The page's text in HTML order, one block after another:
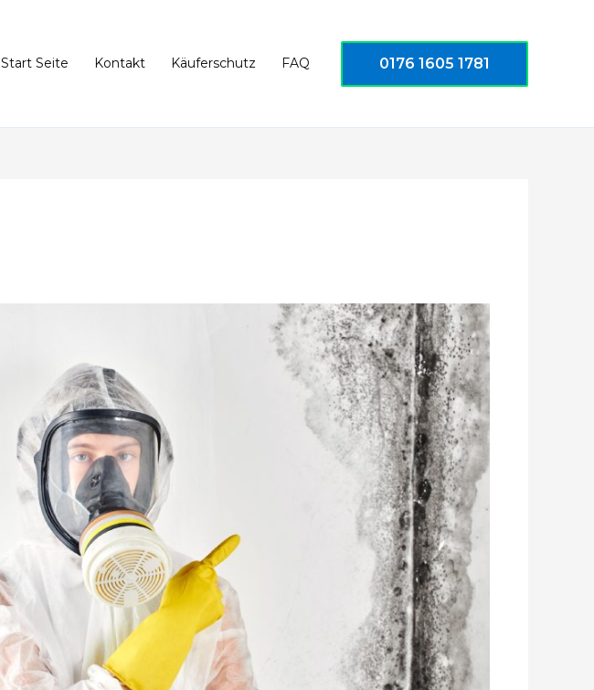
Start Seite Kontakt Käuferschutz FAQ 0176 1605 1781